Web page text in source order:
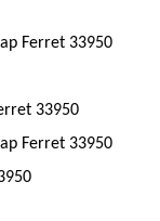
Ferret 33950
33950
Ferret 33950